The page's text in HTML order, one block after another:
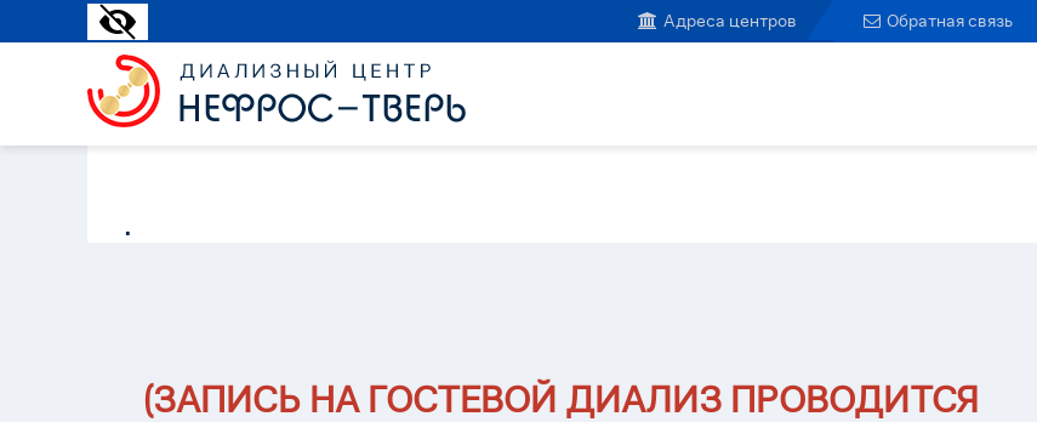
Адреса центров Обратная связь
.
(ЗАПИСЬ НА ГОСТЕВОЙ ДИАЛИЗ ПРОВОДИТСЯ